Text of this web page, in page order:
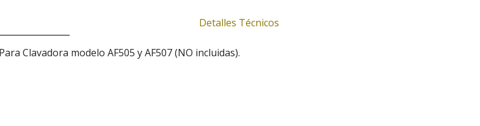
Detalles Técnicos
Clavadora modelo AF505 y AF507 (NO incluidas).